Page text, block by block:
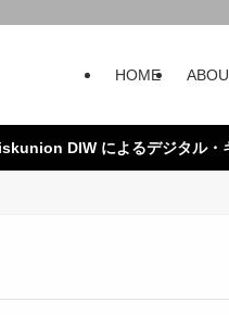
HOME
DIW によるデジタル・